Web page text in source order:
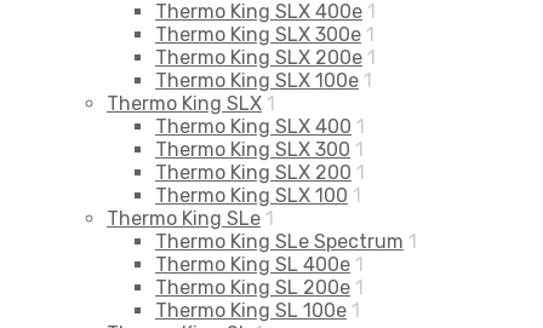
Thermo King SLX 400e 1
Thermo King SLX 300e 1
Thermo King SLX 200e 1
Thermo King SLX 100e 1
Thermo King SLX 1
Thermo King SLX 400 1
Thermo King SLX 300 1
Thermo King SLX 200 1
Thermo King SLX 100 1
Thermo King SLe 1
Thermo King SLe Spectrum 1
Thermo King SL 400e 1
Thermo King SL 200e 1
Thermo King SL 100e 1